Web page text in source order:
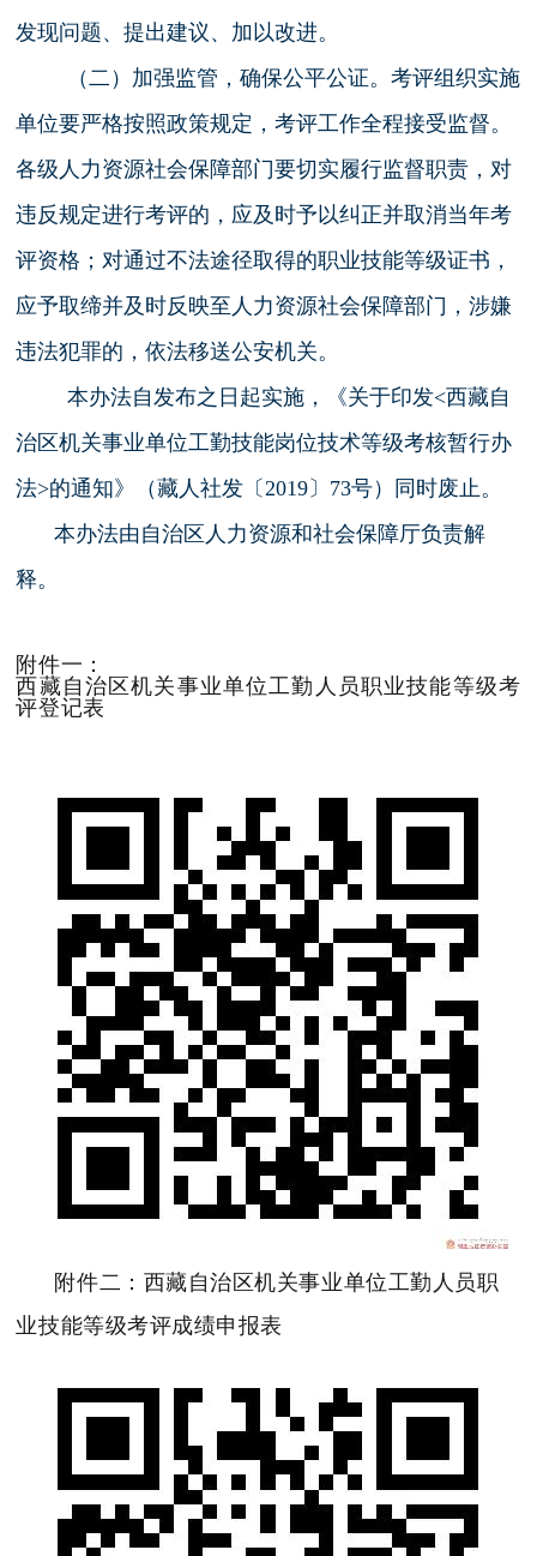
发现问题、提出建议、加以改进。
（二）加强监管，确保公平公证。考评组织实施
单位要严格按照政策规定，考评工作全程接受监督。
各级人力资源社会保障部门要切实履行监督职责，对
违反规定进行考评的，应及时予以纠正并取消当年考
评资格；对通过不法途径取得的职业技能等级证书，
应予取缔并及时反映至人力资源社会保障部门，涉嫌
违法犯罪的，依法移送公安机关。
本办法自发布之日起实施，《关于印发<西藏自
治区机关事业单位工勤技能岗位技术等级考核暂行办
法>的通知》（藏人社发〔2019〕73号）同时废止。
本办法由自治区人力资源和社会保障厅负责解
释。
附件一：
西藏自治区机关事业单位工勤人员职业技能等级考
评登记表
附件二：西藏自治区机关事业单位工勤人员职
业技能等级考评成绩申报表